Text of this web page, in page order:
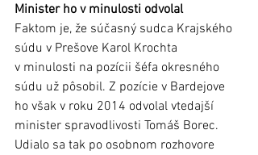
Minister ho v minulosti odvolal
Faktom je, že súčasný sudca Krajského
súdu v Prešove Karol Krochta
v minulosti na pozícii šéfa okresného
súdu už pôsobil. Z pozície v Bardejove
ho však v roku 2014 odvolal vtedajší
minister spravodlivosti Tomáš Borec.
Udialo sa tak po osobnom rozhovore